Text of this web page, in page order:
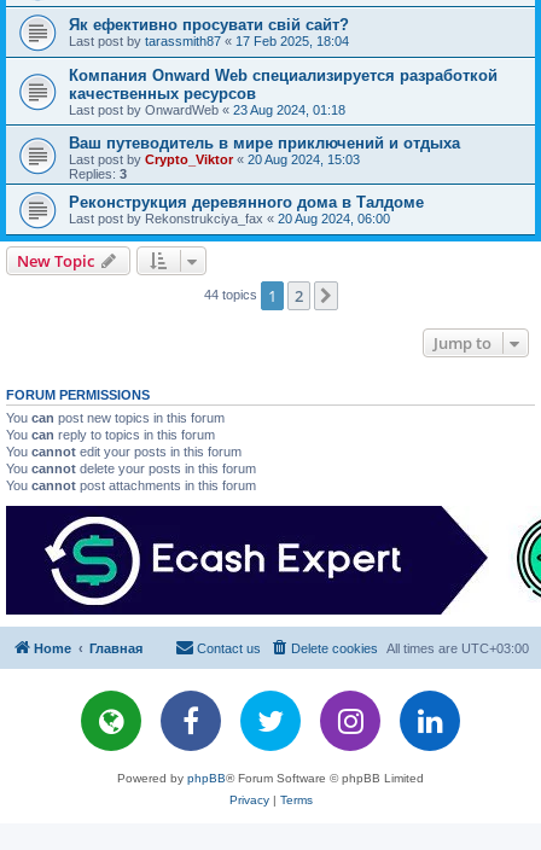
Як ефективно просувати свій сайт?
Last post by tarassmith87 « 17 Feb 2025, 18:04
Компания Onward Web специализируется разработкой
качественных ресурсов
Last post by OnwardWeb « 23 Aug 2024, 01:18
Ваш путеводитель в мире приключений и отдыха
Last post by Crypto_Viktor« 20 Aug 2024, 15:03
Replies: 3
Реконструкция деревянного дома в Талдоме
Last post by Rekonstrukciya_fax « 20 Aug 2024, 06:00
New Topic
44 topics 1 2
Jump to
FORUM PERMISSIONS
You can post new topics in this forum
You can reply to topics in this forum
You cannot edit your posts in this forum
You cannot delete your posts in this forum
You cannot post attachments in this forum
Home Главная All times are UTC+03:00
Delete cookies
Contact us
Powered by phpBB® Forum Software © phpBB Limited
Privacy| Terms